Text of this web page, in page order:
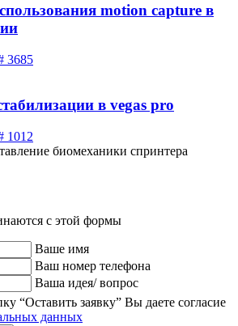
motion capture в
3685
в vegas pro
1012
с этой формы
Ваше имя
Ваш номер телефона
Ваша идея/ вопрос
“Оставить заявку” Вы даете согласие
“Оставить заявку” Вы даете согласие
данных